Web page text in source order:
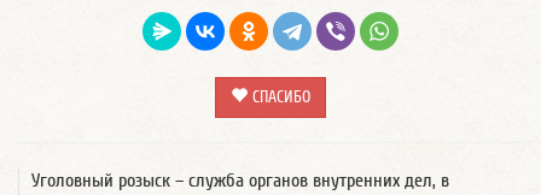
СПАСИБО
Уголовный розыск – служба органов внутренних дел, в